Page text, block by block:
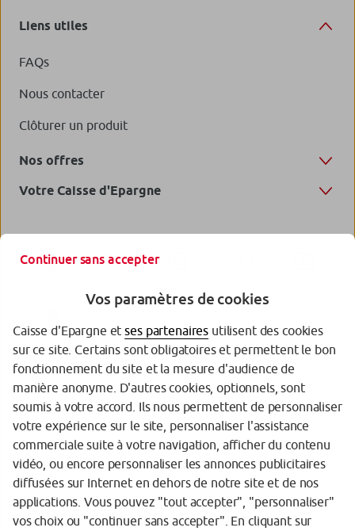
Liens utiles
FAQs
Nous contacter
Clôturer un produit
Nos offres
Votre Caisse d'Epargne
Garantie des Dépôts
Protection des données personnelles
Politique cookies
Sécurité
Tarifs
Continuer sans accepter
Vos paramètres de cookies
Caisse d'Epargne etses partenaires utilisent des cookies
sur ce site. Certains sont obligatoires et permettent le bon
fonctionnement du site et la mesure d'audience de
manière anonyme. D'autres cookies, optionnels, sont
soumis à votre accord. Ils nous permettent de personnaliser
votre expérience sur le site, personnaliser l'assistance
commerciale suite à votre navigation, afficher du contenu
vidéo, ou encore personnaliser les annonces publicitaires
diffusées sur Internet en dehors de notre site et de nos
applications. Vous pouvez "tout accepter", "personnaliser"
vos choix ou "continuer sans accepter". En cliquant sur